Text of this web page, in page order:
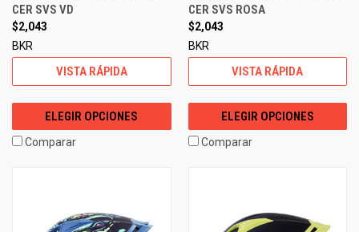
CER SVS VD
$2,043
BKR
VISTA RÁPIDA
ELEGIR OPCIONES
Comparar
CER SVS ROSA
$2,043
BKR
VISTA RÁPIDA
ELEGIR OPCIONES
Comparar